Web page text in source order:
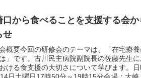
口から食べることを支援する会
せ
概要今回の研修会のテーマは、「在宅療
」です。古川民主病院副院長の佐藤先生
ける食支援の大切さについて学びます。日